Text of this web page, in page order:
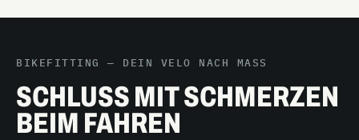
BIKEFITTING — DEIN VELO NACH MASS
SCHLUSS MIT SCHMERZEN
BEIM FAHREN